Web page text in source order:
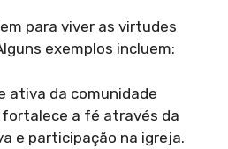
para viver as virtudes
exemplos incluem:
ativa da comunidade
fortalece a fé através da
e participação na igreja.